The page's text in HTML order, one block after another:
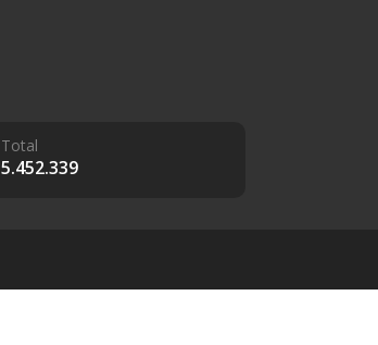
Total
5.452.339